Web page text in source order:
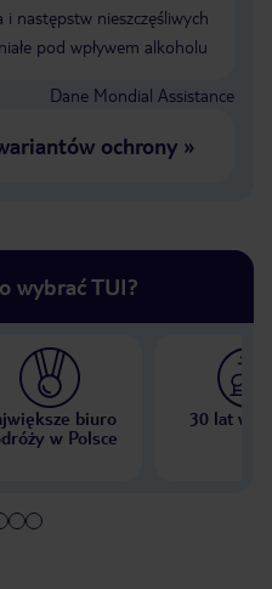
następstw nieszczęśliwych
pod wpływem alkoholu
Dane Mondial Assistance
ochrony»
wybrać TUI?
biuro
w Polsce
30 lat w